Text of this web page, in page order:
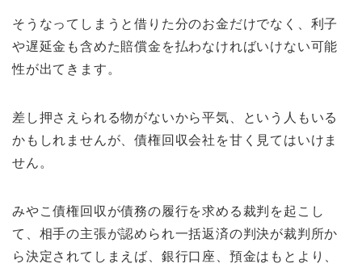
そうなってしまうと借りた分のお金だけでなく、利子
や遅延金も含めた賠償金を払わなければいけない可能
性が出てきます。
差し押さえられる物がないから平気、という人もいる
かもしれませんが、債権回収会社を甘く見てはいけま
せん。
みやこ債権回収が債務の履行を求める裁判を起こし
て、相手の主張が認められ一括返済の判決が裁判所か
ら決定されてしまえば、銀行口座、預金はもとより、